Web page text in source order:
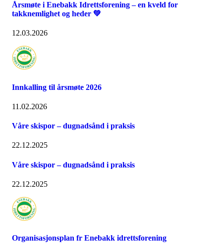
Årsmøte i Enebakk Idrettsforening – en kveld for
takknemlighet og heder 💚
12.03.2026
Innkalling til årsmøte 2026
11.02.2026
Våre skispor – dugnadsånd i praksis
22.12.2025
Våre skispor – dugnadsånd i praksis
22.12.2025
Organisasjonsplan fr Enebakk idrettsforening